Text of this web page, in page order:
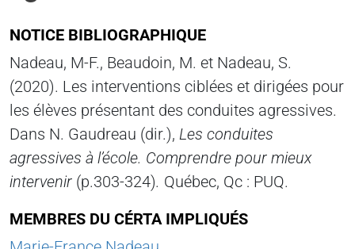
NOTICE BIBLIOGRAPHIQUE
Nadeau, M-F., Beaudoin, M. et Nadeau, S.
(2020). Les interventions ciblées et dirigées pour
les élèves présentant des conduites agressives.
Dans N. Gaudreau (dir.), Les conduites
agressives à l’école. Comprendre pour mieux
intervenir (p.303-324). Québec, Qc : PUQ.
MEMBRES DU CÉRTA IMPLIQUÉS